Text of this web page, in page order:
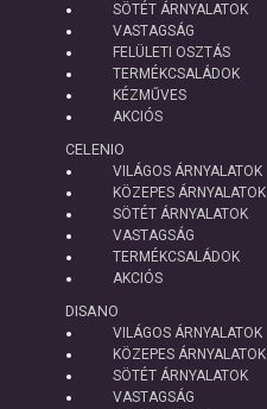
SÖTÉT ÁRNYALATOK
VASTAGSÁG
FELÜLETI OSZTÁS
TERMÉKCSALÁDOK
KÉZMŰVES
AKCIÓS
CELENIO
VILÁGOS ÁRNYALATOK
KÖZEPES ÁRNYALATOK
SÖTÉT ÁRNYALATOK
VASTAGSÁG
TERMÉKCSALÁDOK
AKCIÓS
DISANO
VILÁGOS ÁRNYALATOK
KÖZEPES ÁRNYALATOK
SÖTÉT ÁRNYALATOK
VASTAGSÁG